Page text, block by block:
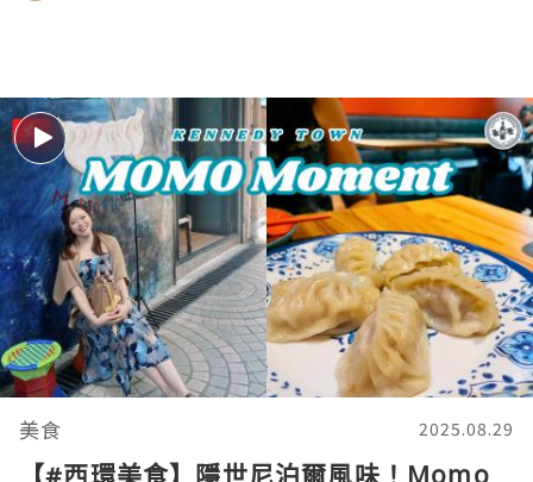
美食 2025.08.29
【#西環美食】隱世尼泊爾風味！Momo